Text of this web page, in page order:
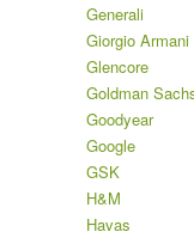
Generali
Giorgio Armani
Glencore
Goldman
Goodyear
Google
GSK
H&M
Havas